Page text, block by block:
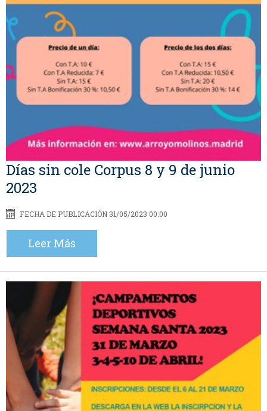
Días sin cole Corpus 8 y 9 de junio
2023
FECHA DE PUBLICACIÓN 31/05/2023 00:00
Leer Más